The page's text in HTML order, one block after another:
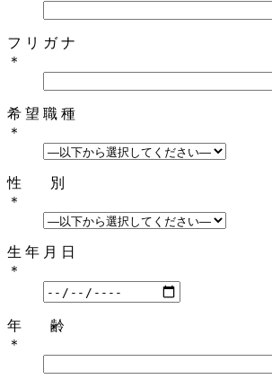
フ リ ガ ナ
＊
希 望 職 種
＊
性 別
＊
生 年 月 日
＊
年 齢
＊